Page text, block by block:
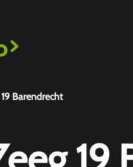
Barendrecht